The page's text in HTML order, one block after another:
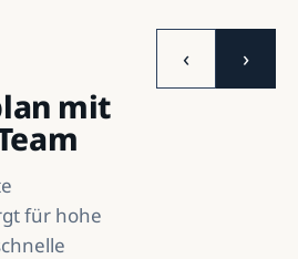
mit
für hohe
‹ ›